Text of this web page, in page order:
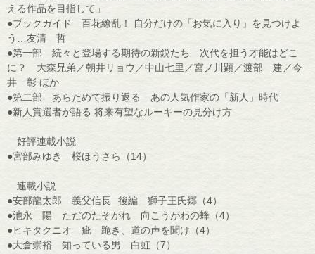
える作品を目指して」
●ブックガイド 百花繚乱！ 自分だけの「お気に入り」を見つけよ
う…友清 哲
●第一部 続々と登場する期待の新鋭たち 次代を担う才能はどこ
に？ 大森兄弟／朝井リョウ／中山七里／宮ノ川顕／渡部 建／今
井 彰 ほか
●第二部 あらためて振り返る あの人気作家の「新人」時代
●新人賞選者が語る 将来有望なルーキーの見分け方
好評連載小説
●宮部みゆき 桜ほうさら（14）
連載小説
●安部龍太郎 義父信長─後編 獅子王氏郷（4）
●池永 陽 ただのたそがれ 向こうがわの蜂（4）
●ヒキタクニオ 疵 跪き、道の声を聞け（4）
●大倉崇裕 知っている男 白虹（7）